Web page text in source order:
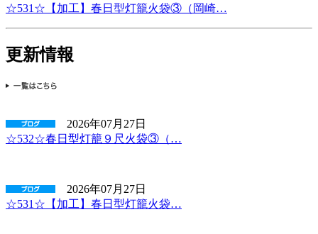
☆531☆【加工】春日型灯籠火袋③（岡崎…
更新情報
2026年07月27日
☆532☆春日型灯籠９尺火袋③（…
2026年07月27日
☆531☆【加工】春日型灯籠火袋…